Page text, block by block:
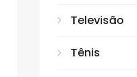
Televisão
Tênis